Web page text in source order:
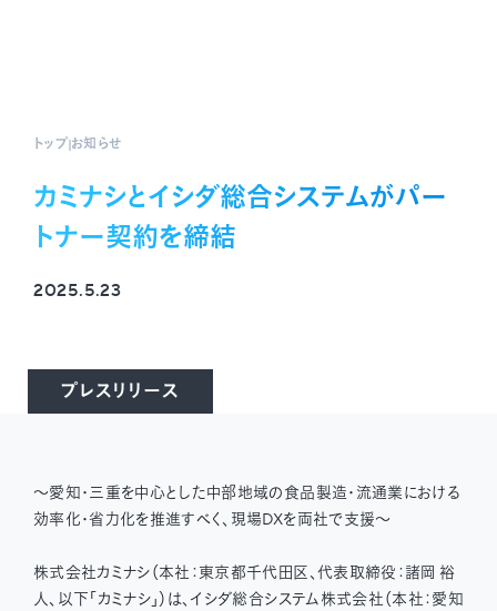
トップお知らせ
カミナシとイシダ総合システムがパー
トナー契約を締結
2025.5.23
プレスリリース
〜愛知・三重を中心とした中部地域の食品製造・流通業における
効率化・省力化を推進すべく、現場DXを両社で支援〜
株式会社カミナシ（本社：東京都千代田区、代表取締役：諸岡 裕
人、以下「カミナシ」）は、イシダ総合システム株式会社（本社：愛知